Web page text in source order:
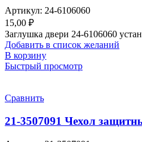
Артикул: 24-6106060
15,00 ₽
Заглушка двери 24-6106060
Добавить в список желаний
В корзину
Быстрый просмотр
Сравнить
21-3507091 Чехол